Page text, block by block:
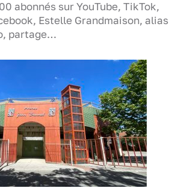
abonnés sur YouTube, TikTok,
Estelle Grandmaison, alias
partage…